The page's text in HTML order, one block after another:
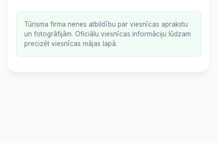
Tūrisma firma nenes atbildību par viesnīcas aprakstu
un fotogrāfijām. Oficiālu viesnīcas informāciju lūdzam
precizēt viesnīcas mājas lapā.